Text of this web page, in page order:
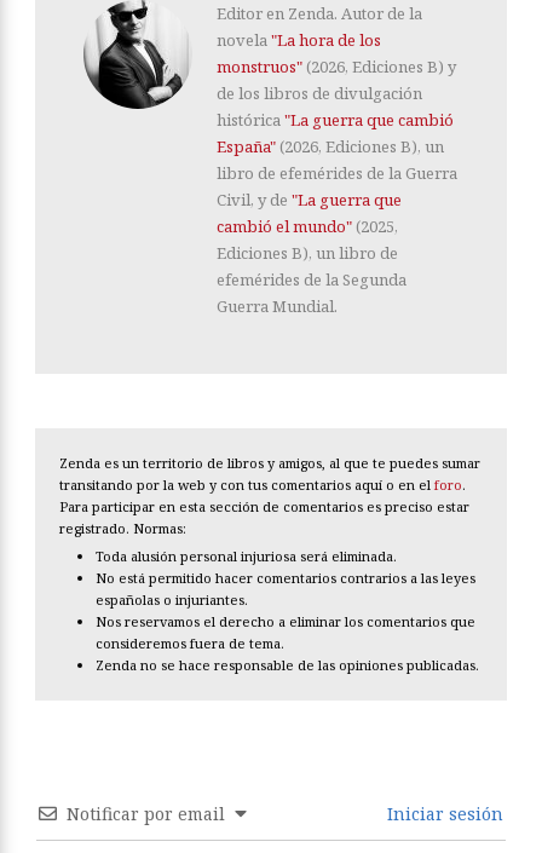
Editor en Zenda. Autor de la
novela"La hora de los
monstruos" (2026, Ediciones B) y
de los libros de divulgación
histórica"La guerra que cambió
España" (2026, Ediciones B), un
libro de efemérides de la Guerra
Civil, y de "La guerra que
cambió el mundo" (2025,
Ediciones B), un libro de
efemérides de la Segunda
Guerra Mundial.
Zenda es un territorio de libros y amigos, al que te puedes sumar
transitando por la web y con tus comentarios aquí o en el foro.
Para participar en esta sección de comentarios es preciso estar
registrado. Normas:
Toda alusión personal injuriosa será eliminada.
No está permitido hacer comentarios contrarios a las leyes
españolas o injuriantes.
Nos reservamos el derecho a eliminar los comentarios que
consideremos fuera de tema.
Zenda no se hace responsable de las opiniones publicadas.
Notificar por email Iniciar sesión